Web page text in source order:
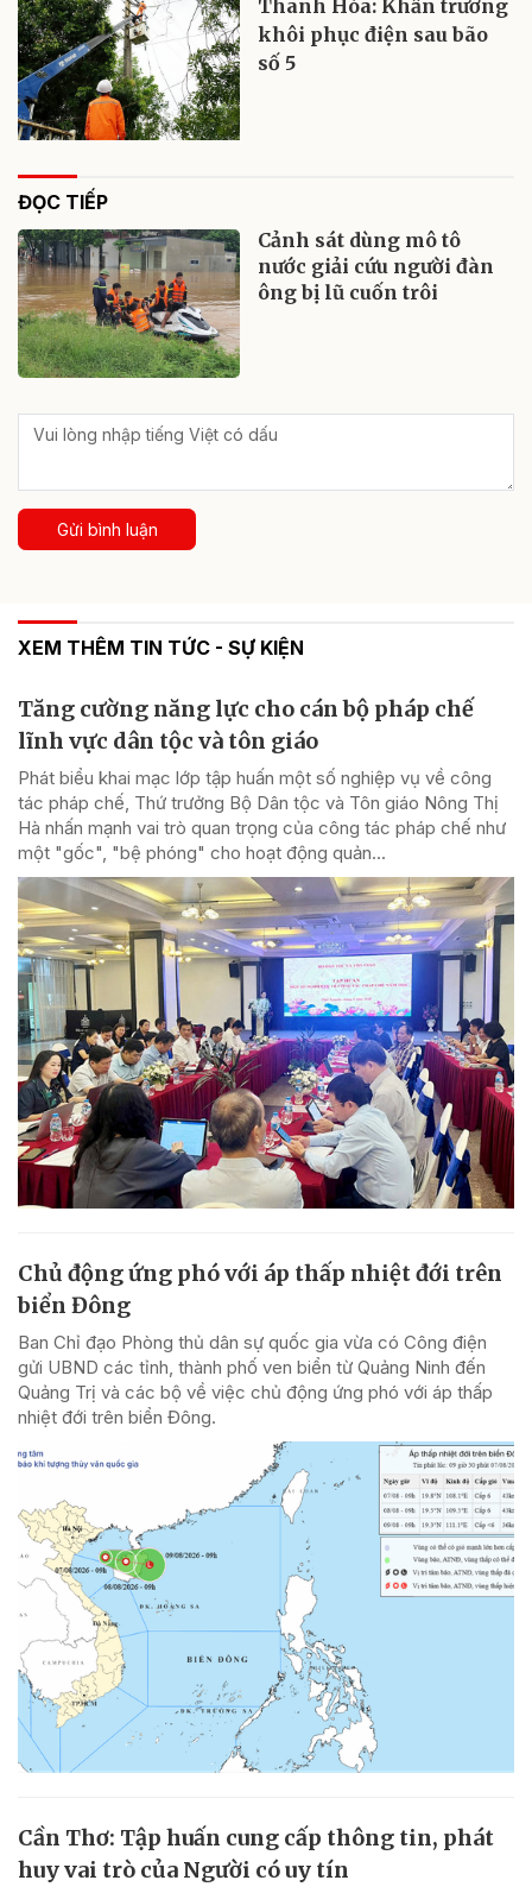
Thanh Hóa: Khẩn trương
khôi phục điện sau bão
số 5
ĐỌC TIẾP
Cảnh sát dùng mô tô
nước giải cứu người đàn
ông bị lũ cuốn trôi
Gửi bình luận
XEM THÊM TIN TỨC - SỰ KIỆN
Tăng cường năng lực cho cán bộ pháp chế
lĩnh vực dân tộc và tôn giáo
Phát biểu khai mạc lớp tập huấn một số nghiệp vụ về công
tác pháp chế, Thứ trưởng Bộ Dân tộc và Tôn giáo Nông Thị
Hà nhấn mạnh vai trò quan trọng của công tác pháp chế như
một "gốc", "bệ phóng" cho hoạt động quản...
Chủ động ứng phó với áp thấp nhiệt đới trên
biển Đông
Ban Chỉ đạo Phòng thủ dân sự quốc gia vừa có Công điện
gửi UBND các tỉnh, thành phố ven biển từ Quảng Ninh đến
Quảng Trị và các bộ về việc chủ động ứng phó với áp thấp
nhiệt đới trên biển Đông.
Cần Thơ: Tập huấn cung cấp thông tin, phát
huy vai trò của Người có uy tín